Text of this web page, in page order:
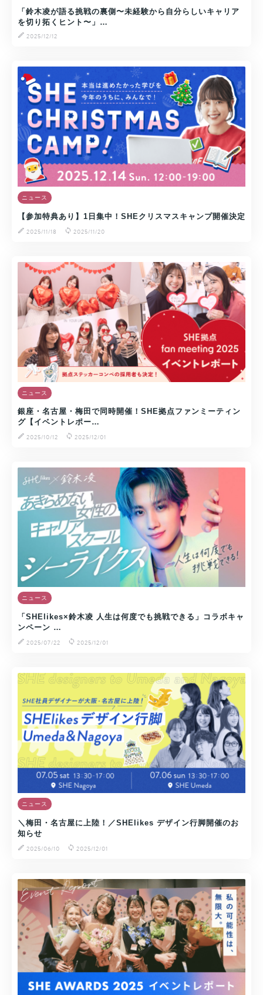
「鈴木凌が語る挑戦の裏側〜未経験から自分らしいキャリア
を切り拓くヒント〜」…
2025/12/12
ニュース
【参加特典あり】1日集中！SHEクリスマスキャンプ開催決定
2025/11/18
2025/11/20
ニュース
銀座・名古屋・梅田で同時開催！SHE拠点ファンミーティン
グ【イベントレポー…
2025/10/12
2025/12/01
ニュース
「SHElikes×鈴木凌 人生は何度でも挑戦できる」コラボキャ
ンペーン …
2025/07/22
2025/12/01
ニュース
＼梅田・名古屋に上陸！／SHElikes デザイン行脚開催のお
知らせ
2025/06/10
2025/12/01